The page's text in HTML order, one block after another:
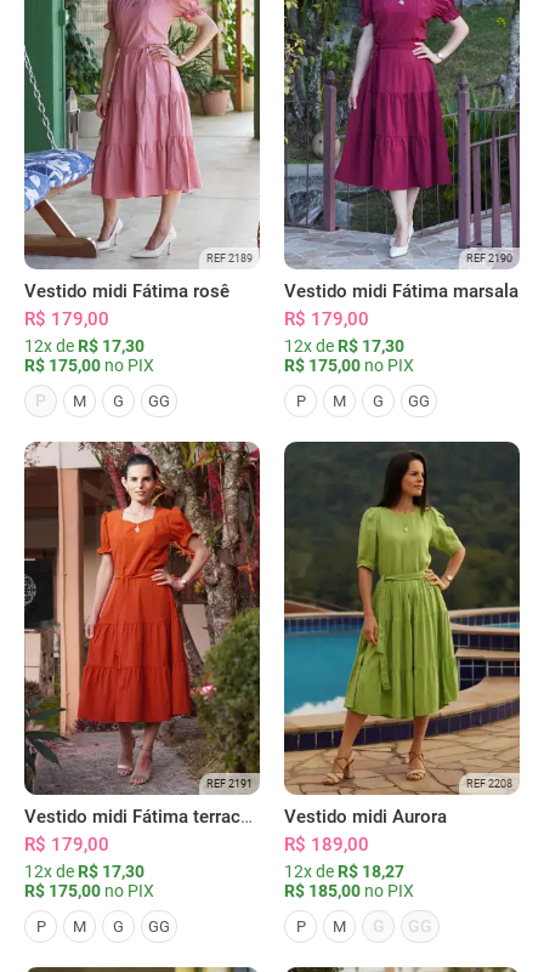
REF 2189
Vestido midi Fátima rosê
R$ 179,00
12x de R$ 17,30
R$ 175,00 no PIX
P
M G GG
REF 2190
Vestido midi Fátima marsala
R$ 179,00
12x de R$ 17,30
R$ 175,00 no PIX
P M G GG
REF 2191
Vestido midi Fátima terracota
R$ 179,00
12x de R$ 17,30
R$ 175,00 no PIX
P M G GG
REF 2208
Vestido midi Aurora
R$ 189,00
12x de R$ 18,27
R$ 185,00 no PIX
P M G GG